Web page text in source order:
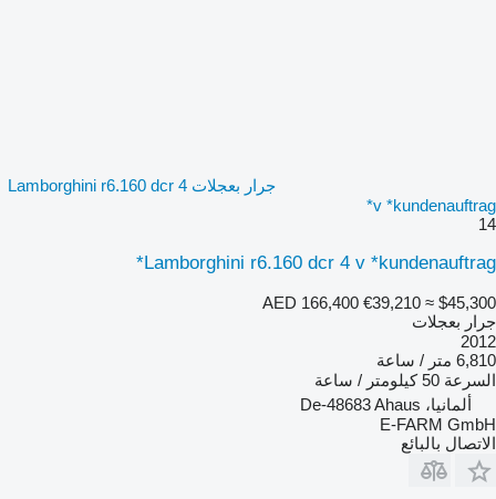
جرار بعجلات Lamborghini r6.160 dcr 4
v *kundenauftrag*
14
Lamborghini r6.160 dcr 4 v *kundenauftrag*
AED 166,400 €39,210 ≈ $45,300
جرار بعجلات
2012
6,810 متر / ساعة
السرعة 50 كيلومتر / ساعة
ألمانيا، De-48683 Ahaus
E-FARM GmbH
الاتصال بالبائع